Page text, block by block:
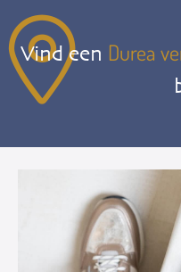
Vind een Durea